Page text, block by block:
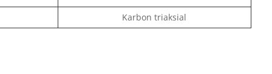
Karbon triaksial